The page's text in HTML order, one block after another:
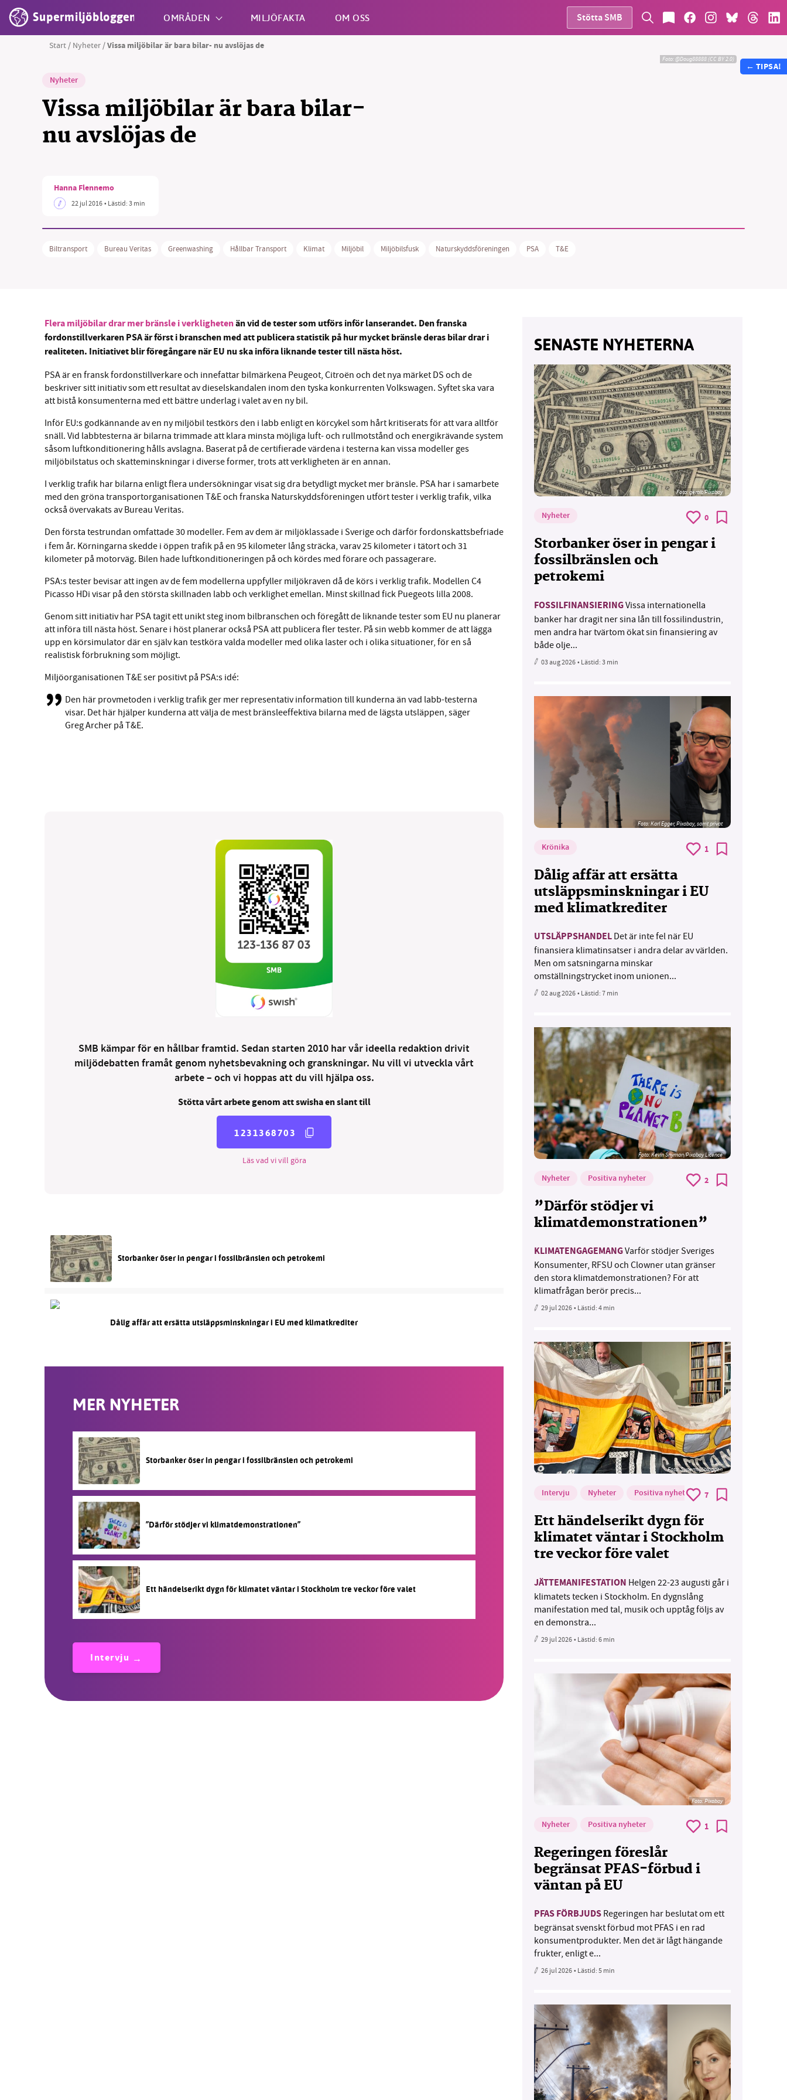
Supermiljöbloggen OMRÅDEN MILJÖFAKTA OM OSS Stötta SMB
Start / Nyheter /Vissa miljöbilar är bara bilar- nu avslöjas de
Nyheter
Vissa miljöbilar är bara bilar-
nu avslöjas de
Foto:@Doug88888 (CC BY 2.0)
Hanna Flennemo
22 jul 2016• Lästid:3 min
Biltransport Bureau Veritas Greenwashing Hållbar Transport Klimat Miljöbil Miljöbilsfusk Naturskyddsföreningen PSA T&E
Flera miljöbilar drar mer bränsle i verklighetenän vid de tester som utförs inför lanserandet. Den franska
fordonstillverkaren PSA är först i branschen med att publicera statistik på hur mycket bränsle deras bilar drar i
realiteten. Initiativet blir föregångare när EU nu ska införa liknande tester till nästa höst.
PSA är en fransk fordonstillverkare och innefattar bilmärkena Peugeot, Citroën och det nya märket DS och de
beskriver sitt initiativ som ett resultat av dieselskandalen inom den tyska konkurrenten Volkswagen. Syftet ska vara
att bistå konsumenterna med ett bättre underlag i valet av en ny bil.
Inför EU:s godkännande av en ny miljöbil testkörs den i labb enligt en körcykel som hårt kritiserats för att vara alltför
snäll. Vid labbtesterna är bilarna trimmade att klara minsta möjliga luft- och rullmotstånd och energikrävande system
såsom luftkonditionering hålls avslagna. Baserat på de certifierade värdena i testerna kan vissa modeller ges
miljöbilstatus och skatteminskningar i diverse former, trots att verkligheten är en annan.
I verklig trafik har bilarna enligt flera undersökningar visat sig dra betydligt mycket mer bränsle. PSA har i samarbete
med den gröna transportorganisationen T&E och franska Naturskyddsföreningen utfört tester i verklig trafik, vilka
också övervakats av Bureau Veritas.
Den första testrundan omfattade 30 modeller. Fem av dem är miljöklassade i Sverige och därförfordonskattsbefriade
i fem år. Körningarna skedde i öppen trafik på en 95 kilometer lång sträcka, varav 25 kilometer i tätort och 31
kilometer på motorväg. Bilen hade luftkonditioneringen på och kördes med förare och passagerare.
PSA:s tester bevisar att ingen av de fem modellerna uppfyller miljökraven då de körs i verklig trafik. Modellen C4
Picasso HDi visar på den största skillnaden labb och verklighet emellan. Minst skillnad fick Puegeots lilla 2008.
Genom sitt initiativ har PSA tagit ett unikt steg inom bilbranschen och föregått de liknande tester som EU nu planerar
att införa till nästa höst. Senare i höst planerar också PSA att publicera fler tester. På sin webb kommer de att lägga
upp en körsimulator där en själv kan testköra valda modeller med olika laster och i olika situationer, för en så
realistisk förbrukning som möjligt.
Miljöorganisationen T&E ser positivt på PSA:s idé:
Den här provmetoden i verklig trafik ger mer representativ information till kunderna än vad labb-testerna
visar. Det här hjälper kunderna att välja de mest bränsleeffektiva bilarna med de lägsta utsläppen, säger
Greg Archer på T&E.
SMB kämpar för en hållbar framtid. Sedan starten 2010 har vår ideella redaktion drivit
miljödebatten framåt genom nyhetsbevakning och granskningar. Nu vill vi utveckla vårt
arbete – och vi hoppas att du vill hjälpa oss.
Stötta vårt arbete genom att swisha en slant till
1231368703
Läs vad vi vill göra
Storbanker öser in pengar i fossilbränslen och petrokemi
Dålig affär att ersätta utsläppsminskningar i EU med klimatkrediter
MER NYHETER
Storbanker öser in pengar i fossilbränslen och petrokemi
”Därför stödjer vi klimatdemonstrationen”
Ett händelserikt dygn för klimatet väntar i Stockholm tre veckor före valet
Intervju
SENASTE NYHETERNA
Foto:geralt/Pixabay
Nyheter 0
Storbanker öser in pengar i
fossilbränslen och
petrokemi
FOSSILFINANSIERINGVissa internationella
banker har dragit ner sina lån till fossilindustrin,
men andra har tvärtom ökat sin finansiering av
både olje...
03 aug 2026• Lästid:3 min
Foto:Karl Egger, Pixabay, samt privat
Krönika 1
Dålig affär att ersätta
utsläppsminskningar i EU
med klimatkrediter
UTSLÄPPSHANDEL Det är inte fel när EU
finansiera klimatinsatser i andra delar av världen.
Men om satsningarna minskar
omställningstrycket inom unionen...
02 aug 2026• Lästid:7 min
Foto:Kevin Snyman/Pixabay Licence
Nyheter Positiva nyheter 2
”Därför stödjer vi
klimatdemonstrationen”
KLIMATENGAGEMANGVarför stödjer Sveriges
Konsumenter, RFSU och Clowner utan gränser
den stora klimatdemonstrationen? För att
klimatfrågan berör precis...
29 jul 2026• Lästid:4 min
Foto: Supermijöbloggen
Intervju Nyheter Positiva nyheter 7
Ett händelserikt dygn för
klimatet väntar i Stockholm
tre veckor före valet
JÄTTEMANIFESTATION Helgen 22-23 augusti går i
klimatets tecken i Stockholm. En dygnslång
manifestation med tal, musik och upptåg följs av
en demonstra...
29 jul 2026• Lästid:6 min
Foto:Pixabay
Nyheter Positiva nyheter 1
Regeringen föreslår
begränsat PFAS-förbud i
väntan på EU
PFAS FÖRBJUDS Regeringen har beslutat om ett
begränsat svenskt förbud mot PFAS i en rad
konsumentprodukter. Men det är lågt hängande
frukter, enligt e...
26 jul 2026• Lästid:5 min
← TIPSA!
SMB kämpar för en hållbar framtid. Sedan starten 2010 har vår
ideella redaktion drivit miljödebatten framåt genom
nyhetsbevakning och granskningar. Nu vill vi utveckla vårt arbete –
och vi hoppas att du vill hjälpa oss.
Stötta vårt arbete genom att swisha en slant till
1231368703
Läs vad vi vill göra